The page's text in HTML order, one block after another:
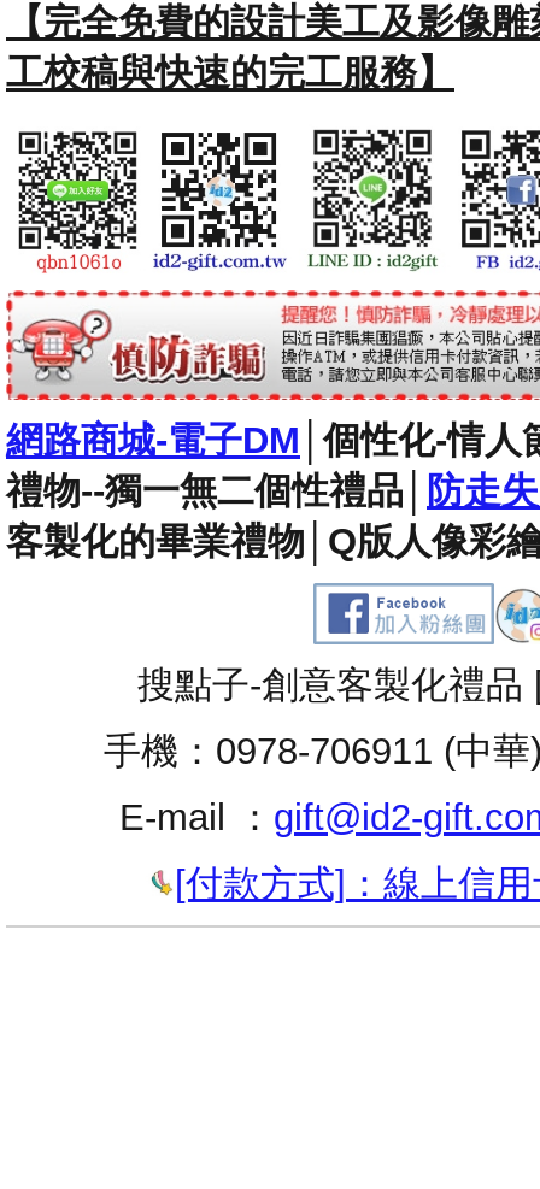
【完全免費的設計美工及影像
工校稿與快速的完工服務】
網路商城-電子DM │個性化-情人
禮物--獨一無二個性禮品
防走
客製化的畢業禮物 Q版人像彩
搜點子-創意客製化禮
手機：0978-706911 (中
E-mail ： gift@id2-
[付款方式]：線上信